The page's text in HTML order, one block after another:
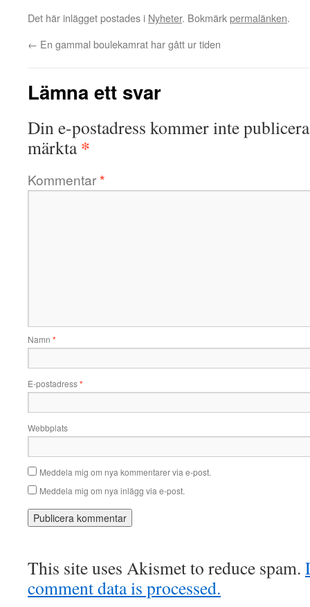
Det här inlägget postades i Nyheter. Bokmärkpermalänken.
← En gammal boulekamrat har gått ur tiden
Lämna ett svar
Din e-postadress kommer inte
märkta*
Kommentar*
Namn *
E-postadress*
Webbplats
Meddela mig om nya kommentarer via e-post.
Meddela mig om nya inlägg via e-post.
This site uses Akismet to reduce spam.
comment data is processed.